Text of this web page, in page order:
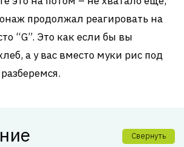
продолжал реагировать на
“G”. Это как если бы вы
а у вас вместо муки рис под
Свернуть